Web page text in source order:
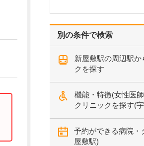
別の条件で検索
新屋敷駅の周辺駅か
クを探す
機能・特徴(女性医
クリニックを探す(
予約ができる病院・
屋敷駅)